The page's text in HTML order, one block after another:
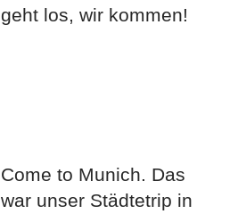
geht los, wir kommen!
Come to Munich. Das
war unser Städtetrip in